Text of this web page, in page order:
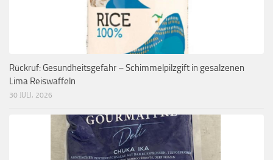
Rückruf: Gesundheitsgefahr – Schimmelpilzgift in gesalzenen
Lima Reiswaffeln
30 JULI, 2026